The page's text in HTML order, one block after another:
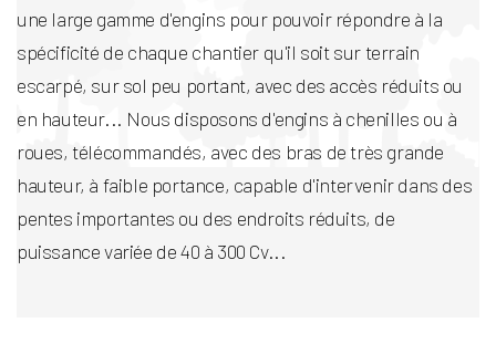
une large gamme d'engins pour pouvoir répondre à la
spécificité de chaque chantier qu'il soit sur terrain
escarpé, sur sol peu portant, avec des accès réduits ou
en hauteur... Nous disposons d'engins à chenilles ou à
roues, télécommandés, avec des bras de très grande
hauteur, à faible portance, capable d'intervenir dans des
pentes importantes ou des endroits réduits, de
puissance variée de 40 à 300 Cv...